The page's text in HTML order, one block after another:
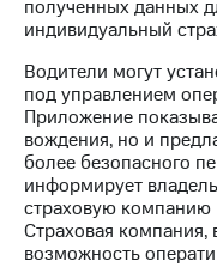
полученных данных
индивидуальный
Водители могут
под управлением
Приложение
вождения, но и
более безопасного
информирует
страховую компанию
Страховая компания,
возможность